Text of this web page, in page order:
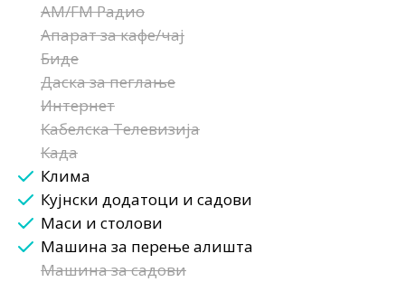
AM/FM Радио
Апарат за кафе/чај
Биде
Даска за пеглање
Интернет
Кабелска Телевизија
Када
Клима
Кујнски додатоци и садови
Маси и столови
Машина за перење алишта
Машина за садови